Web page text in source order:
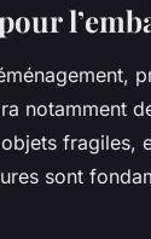
notamment
fragiles,
sont